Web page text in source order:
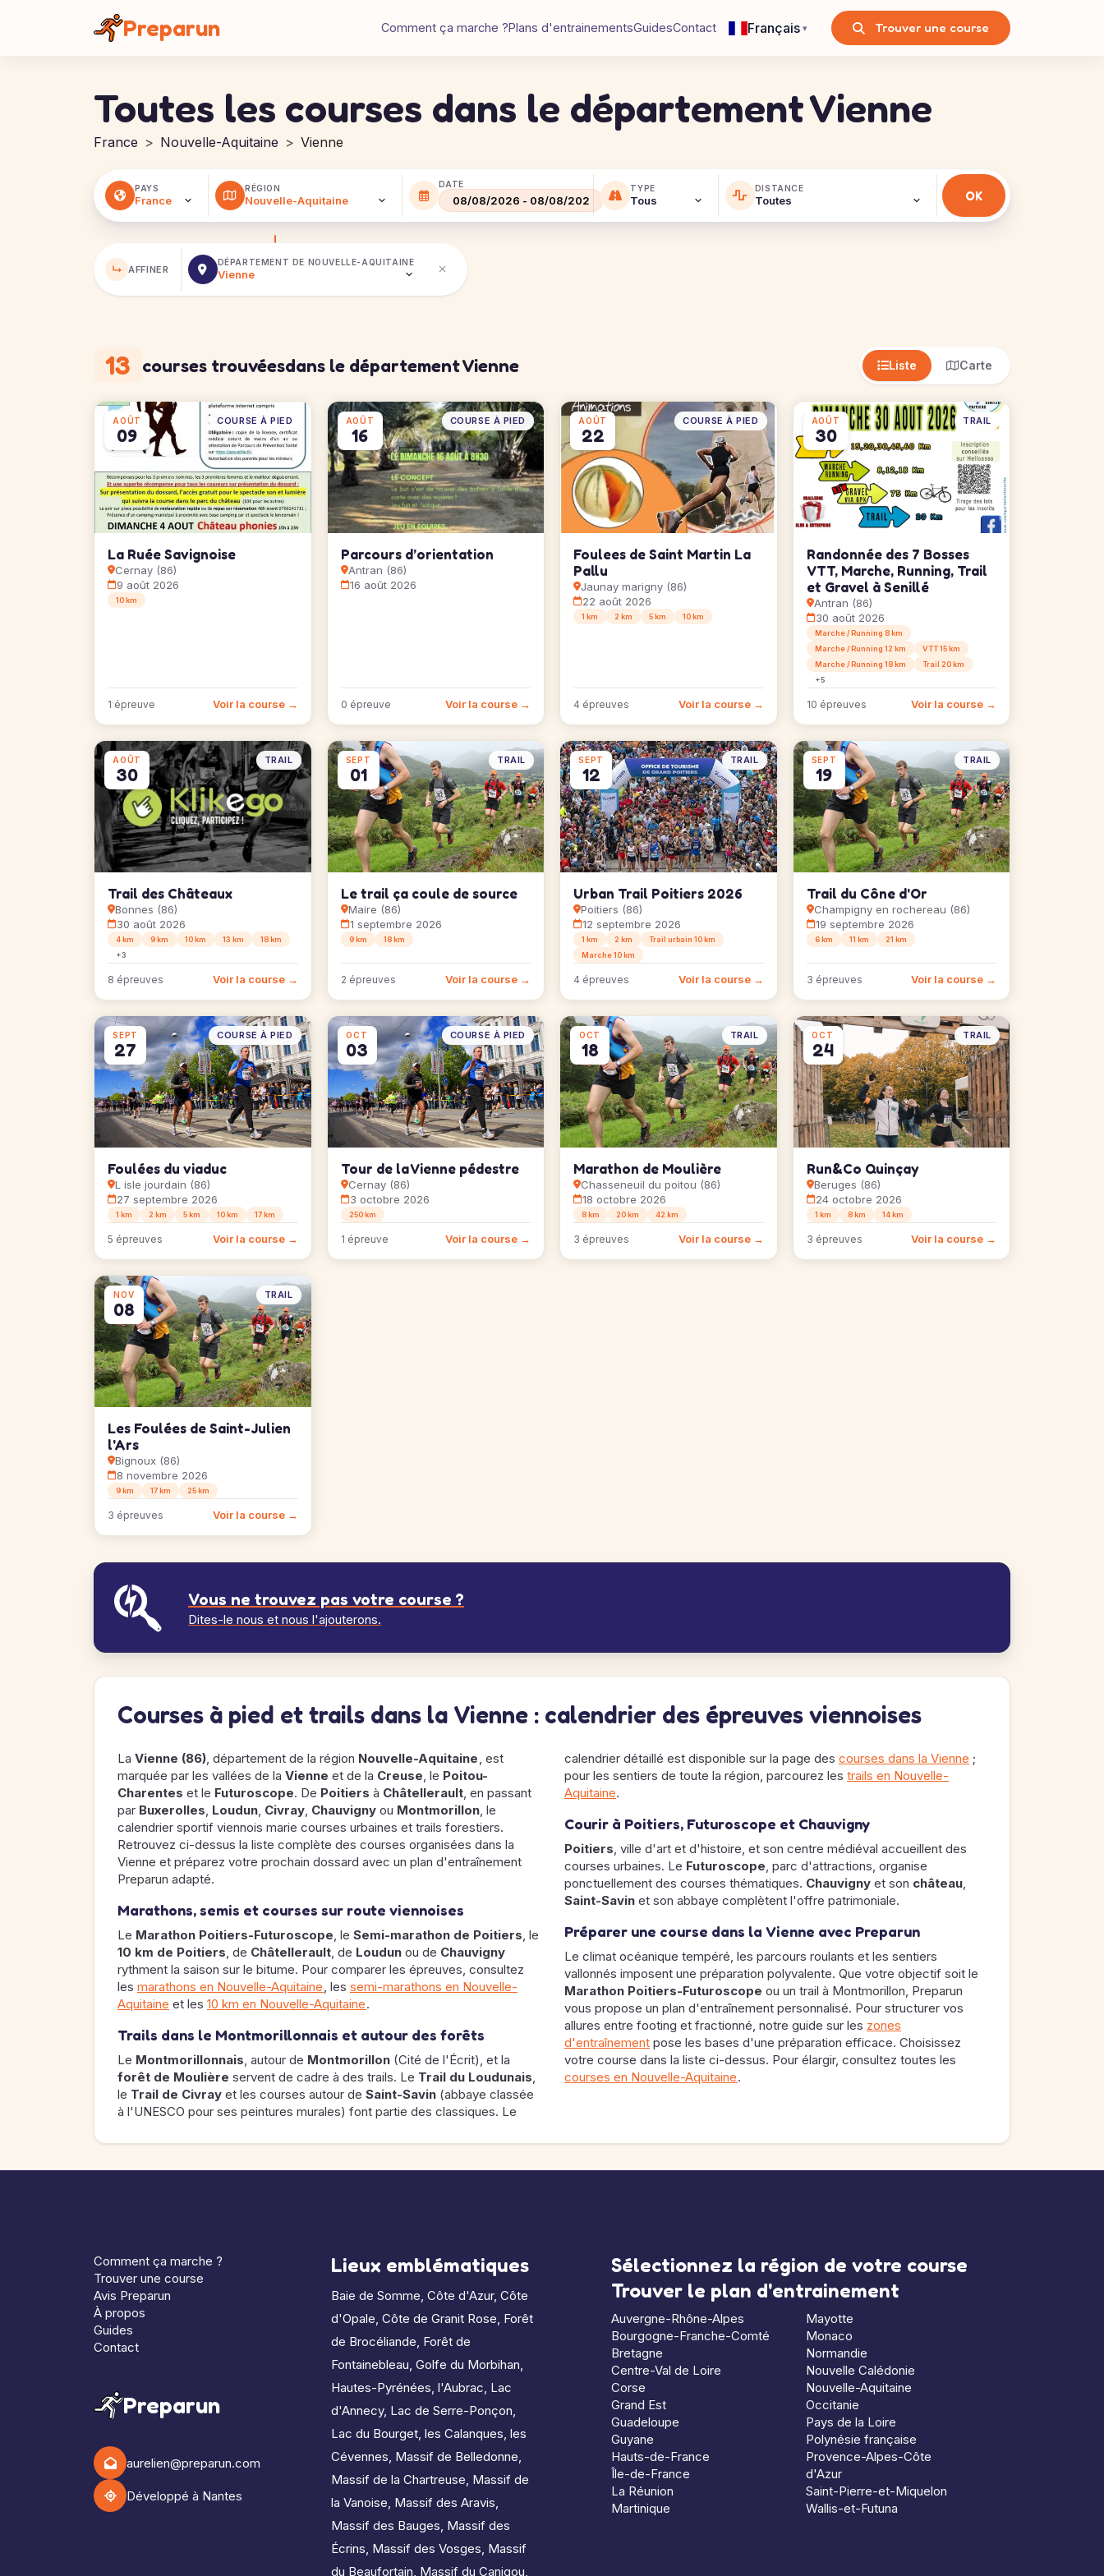
Preparun Comment ça marche ?Plans d'entrainementsGuidesContact Français ▾ Trouver une course
Toutes les courses dans le département Vienne
France Nouvelle-Aquitaine Vienne
PAYS RÉGION DATE TYPE DISTANCE
↳ AFFINER
DÉPARTEMENT DE NOUVELLE-AQUITAINE
13 courses trouvéesdans le département Vienne Liste Carte
AOÛT
09
COURSE À PIED
La Ruée Savignoise
Cernay (86)
9 août 2026
10 km
1 épreuve Voir la course →
AOÛT
16
COURSE À PIED
Parcours d’orientation
Antran (86)
16 août 2026
0 épreuve Voir la course →
AOÛT
22
COURSE À PIED
Foulees de Saint Martin La
Pallu
Jaunay marigny (86)
22 août 2026
1 km 2 km 5 km 10 km
4 épreuves Voir la course →
AOÛT
30
TRAIL
Randonnée des 7 Bosses
VTT, Marche, Running, Trail
et Gravel à Senillé
Antran (86)
30 août 2026
Marche / Running 8 km
Marche / Running 12 km
VTT 15 km
Marche / Running 18 km
Trail 20 km
+5
10 épreuves Voir la course →
AOÛT
30
TRAIL
Trail des Châteaux
Bonnes (86)
30 août 2026
4 km 9 km 10 km 13 km
18 km
+3
8 épreuves Voir la course →
SEPT
01
TRAIL
Le trail ça coule de source
Maire (86)
1 septembre 2026
9 km 18 km
2 épreuves Voir la course →
SEPT
12
TRAIL
Urban Trail Poitiers 2026
Poitiers (86)
12 septembre 2026
1 km 2 km
Trail urbain 10 km
Marche 10 km
4 épreuves Voir la course →
SEPT
19
TRAIL
Trail du Cône d'Or
Champigny en rochereau (86)
19 septembre 2026
6 km 11 km 21 km
3 épreuves Voir la course →
SEPT
27
COURSE À PIED
Foulées du viaduc
L isle jourdain (86)
27 septembre 2026
1 km 2 km 5 km 10 km 17 km
5 épreuves Voir la course →
OCT
03
COURSE À PIED
Tour de la Vienne pédestre
Cernay (86)
3 octobre 2026
250 km
1 épreuve Voir la course →
OCT
18
TRAIL
Marathon de Moulière
Chasseneuil du poitou (86)
18 octobre 2026
8 km 20 km 42 km
3 épreuves Voir la course →
OCT
24
TRAIL
Run&Co Quinçay
Beruges (86)
24 octobre 2026
1 km 8 km 14 km
3 épreuves Voir la course →
NOV
08
TRAIL
Les Foulées de Saint-Julien
l'Ars
Bignoux (86)
8 novembre 2026
9 km 17 km 25 km
3 épreuves Voir la course →
Vous ne trouvez pas votre course ?
Dites-le nous et nous l'ajouterons.
Courses à pied et trails dans la Vienne : calendrier des épreuves viennoises
La Vienne (86), département de la région Nouvelle-Aquitaine, est
marquée par les vallées de la Vienne et de la Creuse, le Poitou-
Charentes et le Futuroscope. De Poitiers à Châtellerault, en passant
par Buxerolles, Loudun, Civray, Chauvigny ou Montmorillon, le
calendrier sportif viennois marie courses urbaines et trails forestiers.
Retrouvez ci-dessus la liste complète des courses organisées dans la
Vienne et préparez votre prochain dossard avec un plan d'entraînement
Preparun adapté.
Marathons, semis et courses sur route viennoises
Le Marathon Poitiers-Futuroscope, le Semi-marathon de Poitiers, le
10 km de Poitiers, de Châtellerault, de Loudun ou de Chauvigny
rythment la saison sur le bitume. Pour comparer les épreuves, consultez
les marathons en Nouvelle-Aquitaine, les semi-marathons en Nouvelle-
Aquitaine et les 10 km en Nouvelle-Aquitaine.
Trails dans le Montmorillonnais et autour des forêts
Le Montmorillonnais, autour de Montmorillon (Cité de l'Écrit), et la
forêt de Moulière servent de cadre à des trails. Le Trail du Loudunais,
le Trail de Civray et les courses autour de Saint-Savin (abbaye classée
à l'UNESCO pour ses peintures murales) font partie des classiques. Le
calendrier détaillé est disponible sur la page des courses dans la Vienne ;
pour les sentiers de toute la région, parcourez les trails en Nouvelle-
Aquitaine.
Courir à Poitiers, Futuroscope et Chauvigny
Poitiers, ville d'art et d'histoire, et son centre médiéval accueillent des
courses urbaines. Le Futuroscope, parc d'attractions, organise
ponctuellement des courses thématiques. Chauvigny et son château,
Saint-Savin et son abbaye complètent l'offre patrimoniale.
Préparer une course dans la Vienne avec Preparun
Le climat océanique tempéré, les parcours roulants et les sentiers
vallonnés imposent une préparation polyvalente. Que votre objectif soit le
Marathon Poitiers-Futuroscope ou un trail à Montmorillon, Preparun
vous propose un plan d'entraînement personnalisé. Pour structurer vos
allures entre footing et fractionné, notre guide sur les zones
d'entraînement pose les bases d'une préparation efficace. Choisissez
votre course dans la liste ci-dessus. Pour élargir, consultez toutes les
courses en Nouvelle-Aquitaine.
Comment ça marche ?
Trouver une course
Avis Preparun
À propos
Guides
Contact
Preparun
aurelien@preparun.com
Développé à Nantes
Lieux emblématiques
Baie de Somme, Côte d'Azur, Côte
d'Opale, Côte de Granit Rose, Forêt
de Brocéliande, Forêt de
Fontainebleau, Golfe du Morbihan,
Hautes-Pyrénées, l'Aubrac, Lac
d'Annecy, Lac de Serre-Ponçon,
Lac du Bourget, les Calanques, les
Cévennes, Massif de Belledonne,
Massif de la Chartreuse, Massif de
la Vanoise, Massif des Aravis,
Massif des Bauges, Massif des
Écrins, Massif des Vosges, Massif
du Beaufortain, Massif du Canigou,
Sélectionnez la région de votre course
Trouver le plan d'entrainement
Auvergne-Rhône-Alpes
Bourgogne-Franche-Comté
Bretagne
Centre-Val de Loire
Corse
Grand Est
Guadeloupe
Guyane
Hauts-de-France
Île-de-France
La Réunion
Martinique
Mayotte
Monaco
Normandie
Nouvelle Calédonie
Nouvelle-Aquitaine
Occitanie
Pays de la Loire
Polynésie française
Provence-Alpes-Côte
d'Azur
Saint-Pierre-et-Miquelon
Wallis-et-Futuna